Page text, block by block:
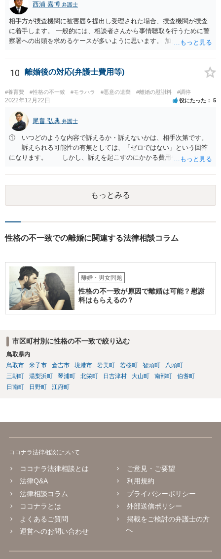
西浦 嘉博 弁護士
相手方が捜査機関に被害届を提出し受理された場合、捜査機関が捜査
に着手します。 一般的には、相談者さんから事情聴取を行うために警
察署への出頭を求めるケースが多いように思います。 加えて、相手方
具合などを実況見分調書で保存したりなど証拠を収集し、立件する方
針を決めた場合は検察庁に事件を送致する流れとなることが見込まれ
10 離婚後の対応(弁護士費用等)
#養育費 #性格の不一致 #モラハラ #悪意の遺棄 #離婚の慰謝料 #調停
2022年12月22日 役にたった 5
尾畠 弘典 弁護士
① いつどのような内容で訴えるか・訴えないかは、相手次第です。
訴えられる可能性の有無としては、「ゼロではない」という回答
になります。 しかし、訴えを起こすのにかかる費用や手間を考え
能力がない状況で作成した場合などは、無効になったり取り消された
りする可能性があります。しかし、法的には無効や取消しを主張する
ハードルはとても高いです。お聞きする限り、今回のケースでは無効
や取消しとなるような事情はないと思われます。 ③ 公正証書を作成
ります）と、合意内容について双方の了承が必要です。 現状では相
費増額を求める調停を提起するのがお勧めです。 調停で話し合いが
まとまらなければ、審判といって、それぞれの収入をもとに裁判所が
適切な金額を判断しますので、一応の決着はつきます。 調停や審判
で決定された養育費を支払わない場合は、強制執行（例えば給与の差
押えが考えられます。）することが可能です。 作成済みの協議書
が、公正証書ではないのであれば、現状では約束違反に対して強制執
正証書の作成の依頼ではなく、依頼を受けるとすれば養育費増額の調
停だと思います。 弁護士費用は自由化されており、弁護士ごとに
異なりますが、依頼時に２０～３０万円程度、増額が実現できた場合
には増額できた金額の●％という形で報酬を設定している場合が多いと
思います。 調停や審判によって、養育費が現状と比べて増減額し
得るのは③で説明したとおりです。 ⑤ 養育費の増額を求めることが
起こすにも相応の費用と時間がかかります。 たとえば養育費の増
もっとみる
性格の不一致での離婚に関連する法律相談コラム
離婚・男女問題
性格の不一致が原因で離婚は可能？慰謝
料はもらえるの？
市区町村別に性格の不一致で絞り込む
鳥取県内
鳥取市
米子市 倉吉市 境港市 岩美町 若桜町 智頭町
八頭町
三朝町
湯梨浜町 琴浦町 北栄町 日吉津村 大山町 南部町
伯耆町
日南町
日野町 江府町
ココナラ法律相談について
ココナラ法律相談とは
法律Q&A
法律相談コラム
ココナラとは
よくあるご質問
運営へのお問い合わせ
ご意見・ご要望
利用規約
プライバシーポリシー
外部送信ポリシー
掲載をご検討の弁護士の方
へ